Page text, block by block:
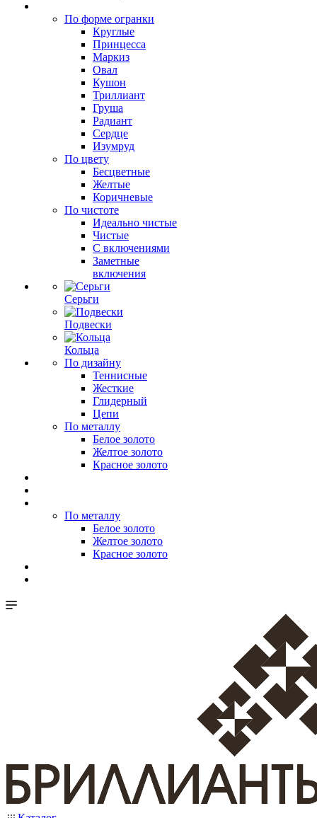
По форме огранки
Круглые
Принцесса
Маркиз
Овал
Кушон
Триллиант
Груша
Радиант
Сердце
Изумруд
По цвету
Бесцветные
Желтые
Коричневые
По чистоте
Идеально чистые
Чистые
С включениями
Заметные
включения
Серьги
Подвески
Кольца
По дизайну
Теннисные
Жесткие
Глидерный
Цепи
По металлу
Белое золото
Желтое золото
Красное золото
По металлу
Белое золото
Желтое золото
Красное золото